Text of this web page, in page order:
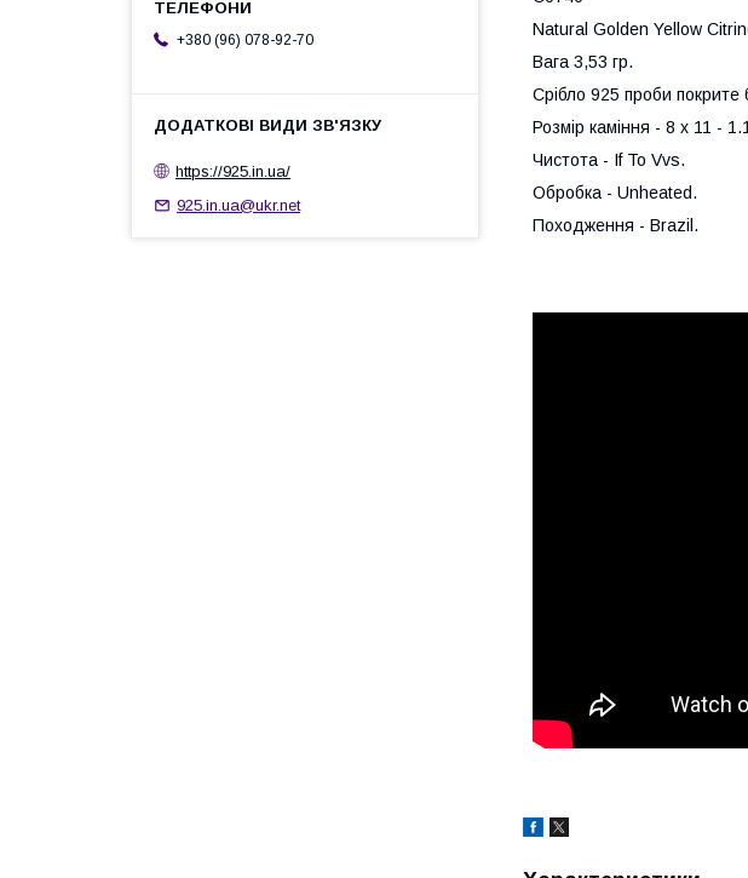
Natural Golden Yellow
Вага 3,53 гр.
Срібло 925 проби покрите
Розмір каміння - 8 x 11 -
Чистота - If To Vvs.
Обробка - Unheated.
Походження - Brazil.
+380 (96) 078-92-70
https://925.in.ua/
925.in.ua@ukr.net